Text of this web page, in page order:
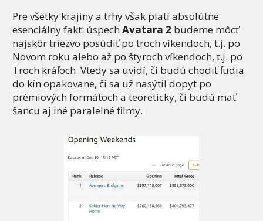
Pre všetky krajiny a trhy však platí absolútne
esenciálny fakt: úspech Avatara 2 budeme môcť
najskôr triezvo posúdiť po troch víkendoch, t.j. po
Novom roku alebo až po štyroch víkendoch, t.j. po
Troch kráľoch. Vtedy sa uvidí, či budú chodiť ľudia
do kín opakovane, či sa už nasýtil dopyt po
prémiových formátoch a teoreticky, či budú mať
šancu aj iné paralelné filmy.